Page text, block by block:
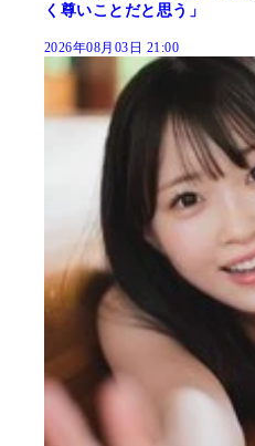
く尊いことだと思う」
2026年08月03日 21:00